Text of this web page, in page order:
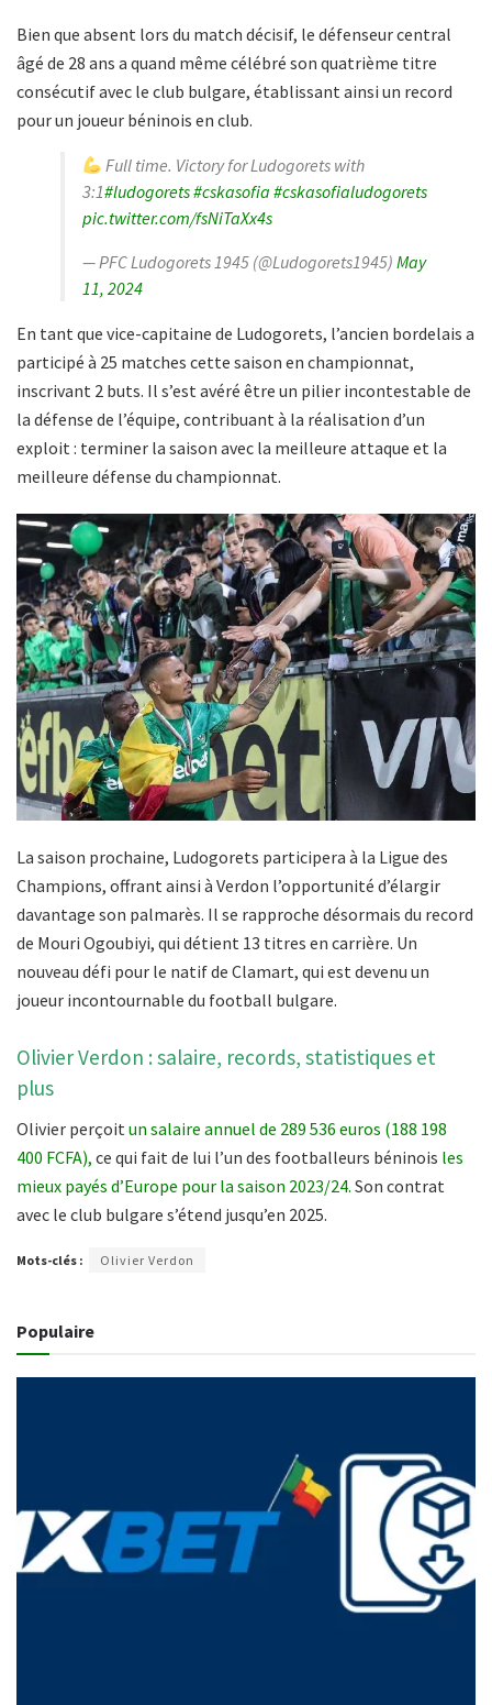
Bien que absent lors du match décisif, le défenseur central
âgé de 28 ans a quand même célébré son quatrième titre
consécutif avec le club bulgare, établissant ainsi un record
pour un joueur béninois en club.
Full time. Victory for Ludogorets with
3:1#ludogorets#cskasofia #cskasofialudogorets
pic.twitter.com/fsNiTaXx4s
— PFC Ludogorets 1945 (@Ludogorets1945) May
11, 2024
En tant que vice-capitaine de Ludogorets, l’ancien bordelais a
participé à 25 matches cette saison en championnat,
inscrivant 2 buts. Il s’est avéré être un pilier incontestable de
la défense de l’équipe, contribuant à la réalisation d’un
exploit : terminer la saison avec la meilleure attaque et la
meilleure défense du championnat.
La saison prochaine, Ludogorets participera à la Ligue des
Champions, offrant ainsi à Verdon l’opportunité d’élargir
davantage son palmarès. Il se rapproche désormais du record
de Mouri Ogoubiyi, qui détient 13 titres en carrière. Un
nouveau défi pour le natif de Clamart, qui est devenu un
joueur incontournable du football bulgare.
Olivier Verdon : salaire, records, statistiques et
plus
Olivier perçoit un salaire annuel de 289 536 euros (188 198
400 FCFA), ce qui fait de lui l’un des footballeurs béninois les
mieux payés d’Europe pour la saison 2023/24. Son contrat
avec le club bulgare s’étend jusqu’en 2025.
Mots-clés : Olivier Verdon
Populaire